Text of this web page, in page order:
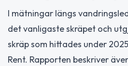
I mätningar längs
det vanligaste skräpet och
skräp som hittades under
Rent. Rapporten beskriver